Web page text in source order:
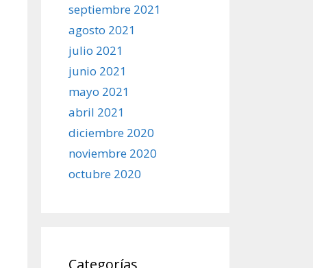
septiembre 2021
agosto 2021
julio 2021
junio 2021
mayo 2021
abril 2021
diciembre 2020
noviembre 2020
octubre 2020
Categorías